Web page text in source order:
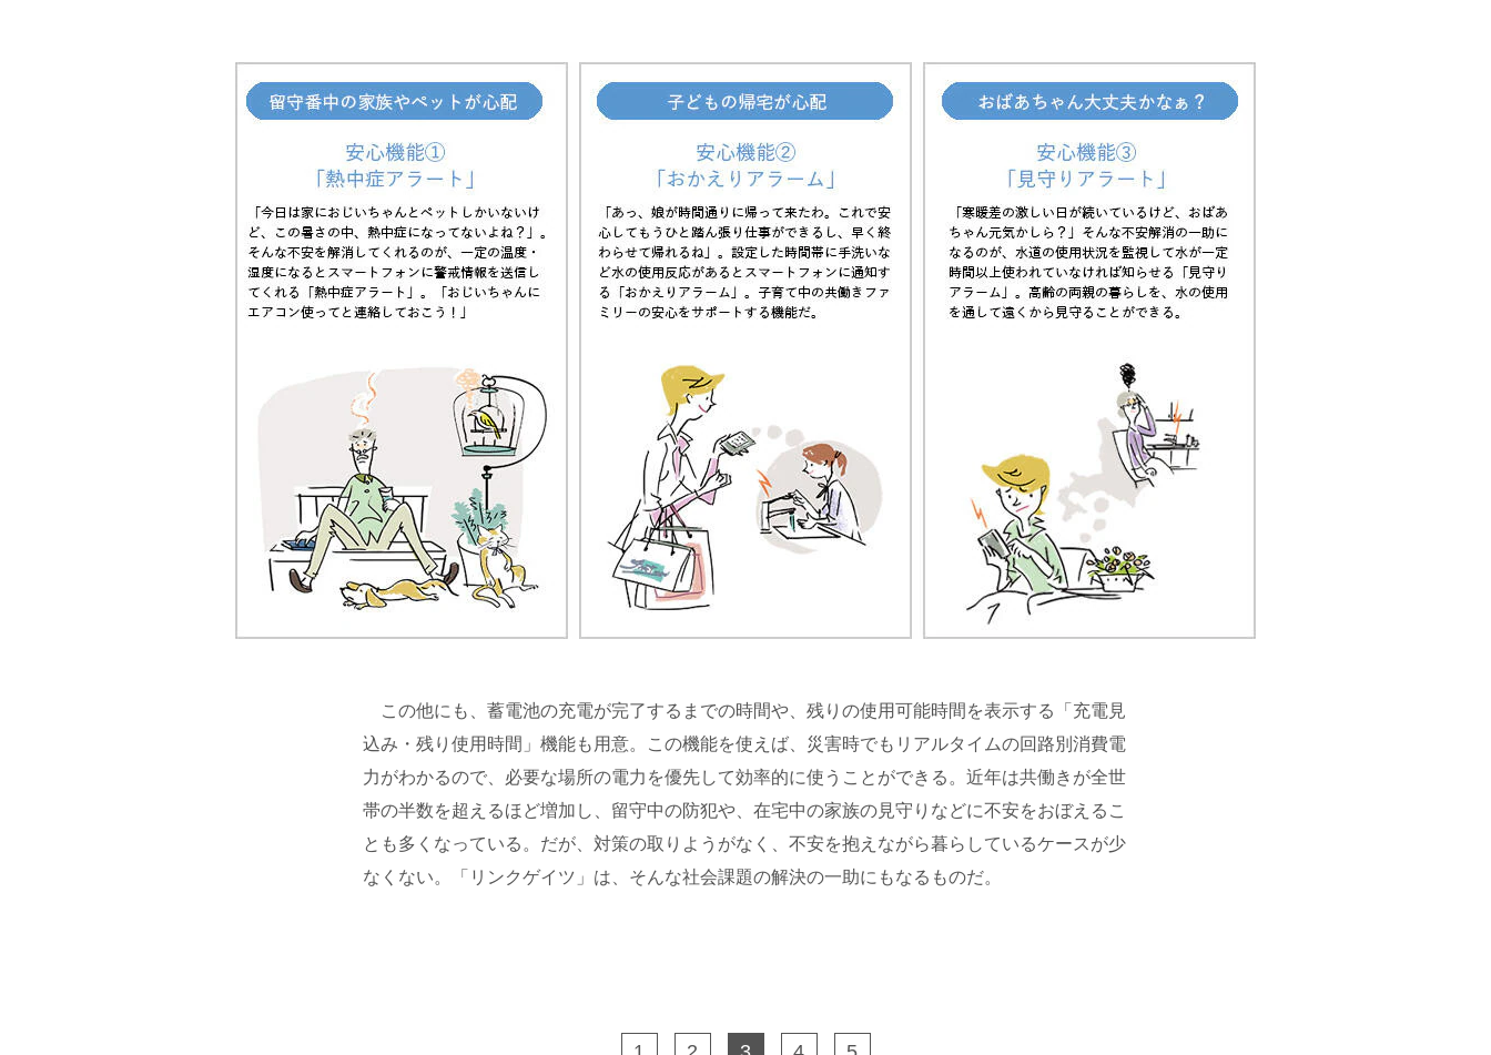
この他にも、蓄電池の充電が完了するまでの時間や、残りの使用可能時間を表示する「充電見
込み・残り使用時間」機能も用意。この機能を使えば、災害時でもリアルタイムの回路別消費電
⼒がわかるので、必要な場所の電力を優先して効率的に使うことができる。近年は共働きが全世
帯の半数を超えるほど増加し、留守中の防犯や、在宅中の家族の見守りなどに不安をおぼえるこ
とも多くなっている。だが、対策の取りようがなく、不安を抱えながら暮らしているケースが少
なくない。「リンクゲイツ」は、そんな社会課題の解決の一助にもなるものだ。